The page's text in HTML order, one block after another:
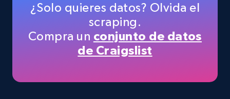
5.7K+ Prueba gratuita
¿Solo quieres datos? Olvida el
scraping.
Compra un conjunto de datos
de Craigslist